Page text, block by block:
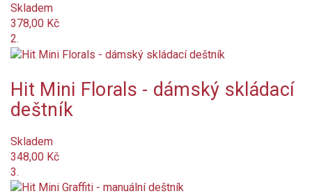
Značka
Barva
žlutá
zelená
červená
Skladem
378,00 Kč
2.
Hit Mini Florals - dámský skládací
deštník
Skladem
348,00 Kč
3.